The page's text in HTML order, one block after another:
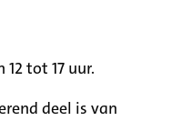
tot 17 uur.
deel is van